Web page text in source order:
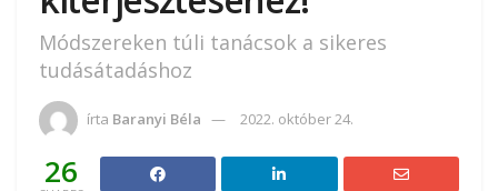
Módszereken túli tanácsok a sikeres
tudásátadáshoz
írta Baranyi Béla 2022. október 24.
26